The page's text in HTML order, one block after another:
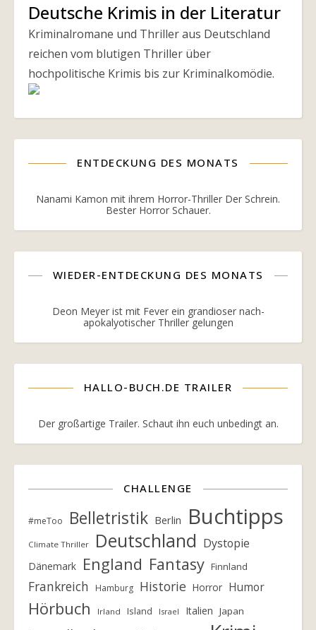
Deutsche Krimis in der Literatur
Kriminalromane und Thriller aus Deutschland
reichen vom blutigen Thriller über
hochpolitische Krimis bis zur Kriminalkomödie.
ENTDECKUNG DES MONATS
Nanami Kamon mit ihrem Horror-Thriller Der Schrein.
Bester Horror Schauer.
WIEDER-ENTDECKUNG DES MONATS
Deon Meyer ist mit Fever ein grandioser nach-
apokalyotischer Thriller gelungen
HALLO-BUCH.DE TRAILER
Der großartige Trailer. Schaut ihn euch unbedingt an.
CHALLENGE
#meToo Belletristik Berlin Buchtipps
Climate Thriller Deutschland Dystopie
Dänemark England Fantasy Finnland
Frankreich Hamburg Historie Horror Humor
Hörbuch Irland Island Israel Italien Japan